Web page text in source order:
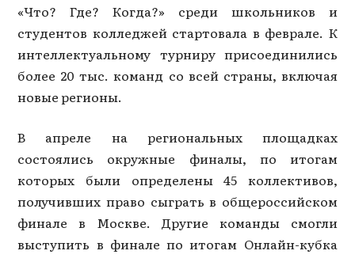
«Что? Где? Когда?» среди школьников и
студентов колледжей стартовала в феврале. К
интеллектуальному турниру присоединились
более 20 тыс. команд со всей страны, включая
новые регионы.
В апреле на региональных площадках
состоялись окружные финалы, по итогам
которых были определены 45 коллективов,
получивших право сыграть в общероссийском
финале в Москве. Другие команды смогли
выступить в финале по итогам Онлайн-кубка